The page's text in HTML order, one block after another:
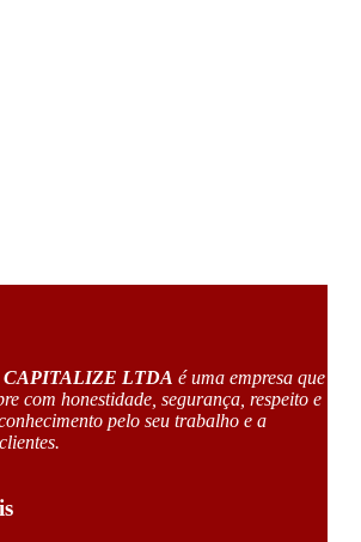
LTDA é uma empresa que
com honestidade, segurança, respeito e
pelo seu trabalho e a